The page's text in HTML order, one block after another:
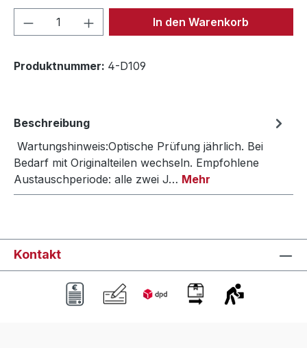
Produkt Anzahl: Gib denIn den Warenkorb
Produktnummer: 4-D109
Beschreibung
Wartungshinweis:Optische Prüfung jährlich. Bei
Bedarf mit Originalteilen wechseln. Empfohlene
Austauschperiode: alle zwei J… Mehr
Kontakt